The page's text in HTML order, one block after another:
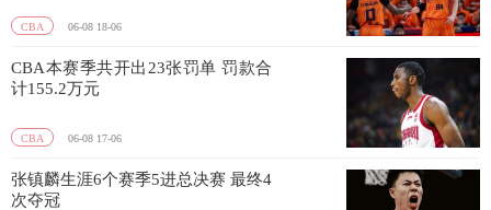
CBA 06-08 18-06
CBA本赛季共开出23张罚单 罚款合
计155.2万元
CBA 06-08 17-06
张镇麟生涯6个赛季5进总决赛 最终4
次夺冠